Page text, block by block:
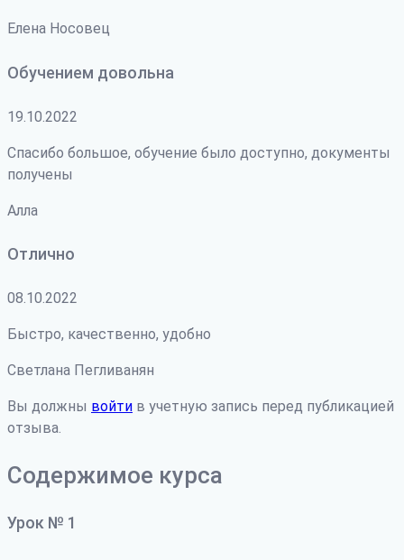
Елена Носовец
Обучением довольна
19.10.2022
Спасибо большое, обучение было доступно, документы
получены
Алла
Отлично
08.10.2022
Быстро, качественно, удобно
Светлана Пегливанян
Вы должны войти в учетную запись перед публикацией
отзыва.
Содержимое курса
Урок № 1